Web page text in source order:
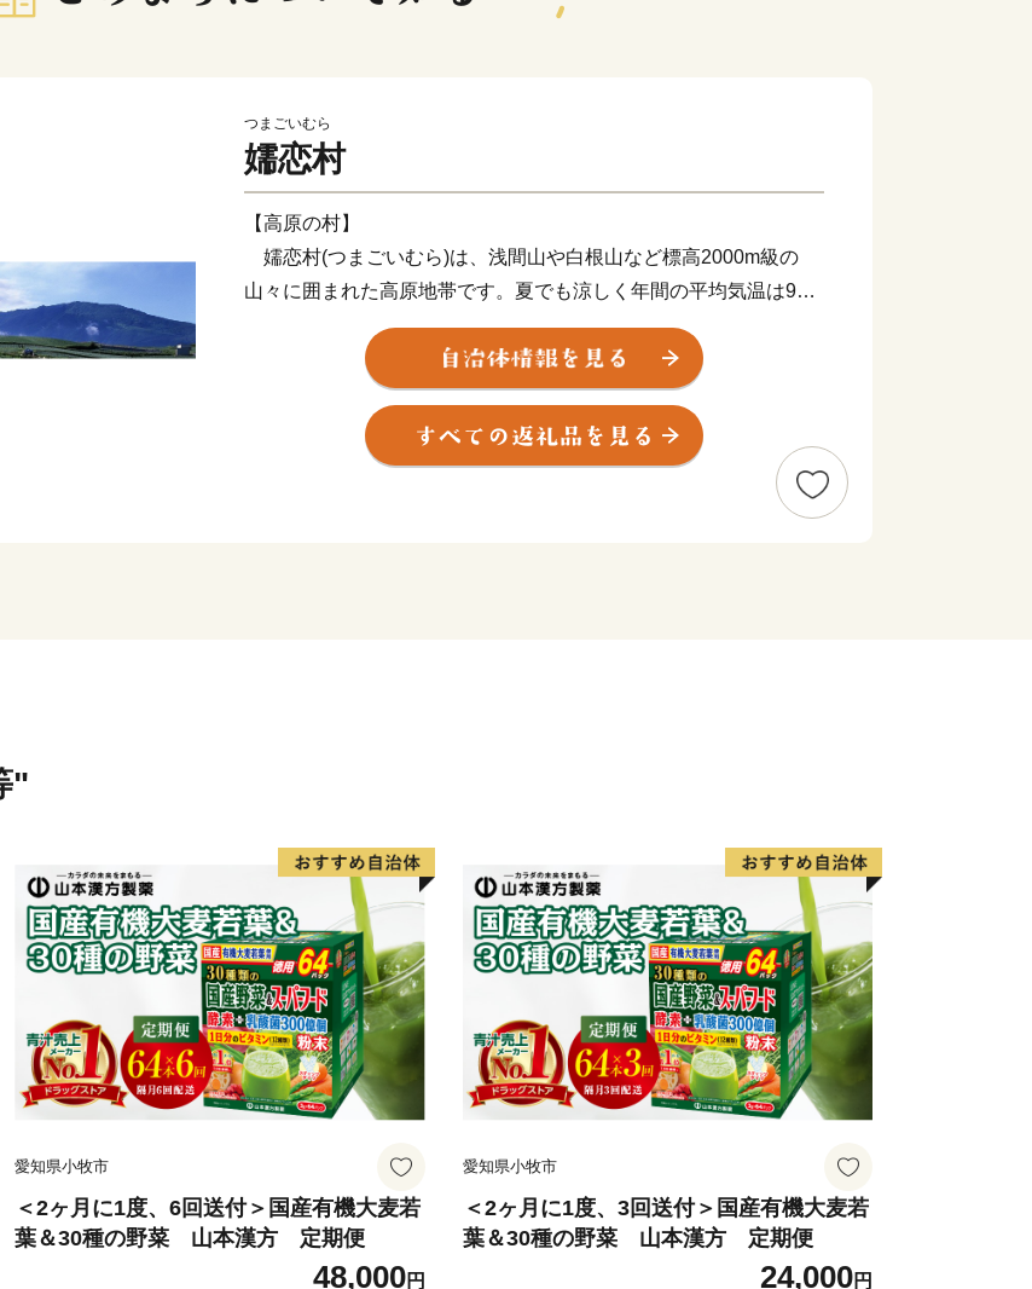
つまごいむら
嬬恋村
【高原の村】
嬬恋村(つまごいむら)は、浅間山や白根山など標高2000m級の
山々に囲まれた高原地帯です。夏でも涼しく年間の平均気温は9℃
前後で、避暑地に最適です。
雄大な自然の中でゴルフ、トレッキング、スキーや名湯・秘湯な
ど、季節を問わず様々なレジャーを楽しめます。最新情報はぜひペ
ージ下部の観光商工課FBでチェックしてみてください！
●お受取り後はすぐに状態をご確認ください。万全を期してお礼の
品をお届けしておりますが、万が一不備等があった場合は、お受け
取り時の写真（画像）を添付のうえ、電子メールにてご連絡くださ
い。
（ご連絡先メールアドレス：tsumagoi@furusato-g.com）
お受取りから日数が経過している場合、交換等は対応いたしかねま
すので予めご了承ください。
せず、今後の対応が決まるまで保管をお願いします。
保管されてない場合、交換等が出来ない場合がございます。
【返礼品・配送に関するお問い合わせ】
"
愛知県小牧市
＜2ヶ月に1度、6回送付＞国産有機大麦若
葉＆30種の野菜 山本漢方 定期便
48,000円
愛知県小牧市
＜2ヶ月に1度、3回送付＞国産有機大麦若
葉＆30種の野菜 山本漢方 定期便
24,000円